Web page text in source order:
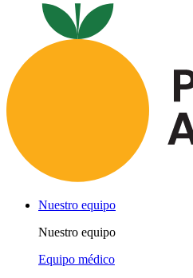
Nuestro equipo
Nuestro equipo
Equipo médico